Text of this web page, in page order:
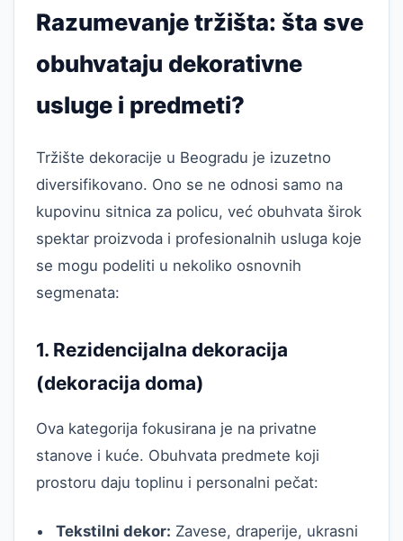
Razumevanje tržišta: šta sve
obuhvataju dekorativne
usluge i predmeti?
Tržište dekoracije u Beogradu je izuzetno
diversifikovano. Ono se ne odnosi samo na
kupovinu sitnica za policu, već obuhvata širok
spektar proizvoda i profesionalnih usluga koje
se mogu podeliti u nekoliko osnovnih
segmenata:
1. Rezidencijalna dekoracija
(dekoracija doma)
Ova kategorija fokusirana je na privatne
stanove i kuće. Obuhvata predmete koji
prostoru daju toplinu i personalni pečat:
Tekstilni dekor: Zavese, draperije, ukrasni